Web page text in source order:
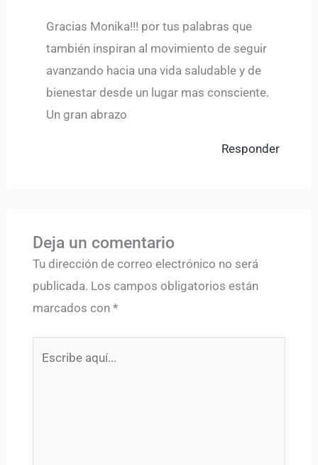
Gracias Monika!!! por tus palabras que
también inspiran al movimiento de seguir
avanzando hacia una vida saludable y de
bienestar desde un lugar mas consciente.
Un gran abrazo
Responder
Deja un comentario
Tu dirección de correo electrónico no será
publicada. Los campos obligatorios están
marcados con *